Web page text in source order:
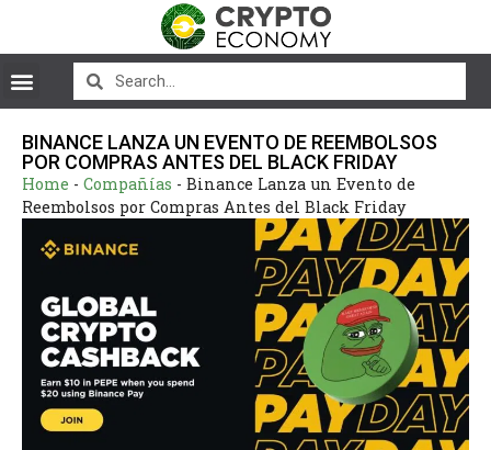
BINANCE LANZA UN EVENTO DE REEMBOLSOS
POR COMPRAS ANTES DEL BLACK FRIDAY
Home - Compañías - Binance Lanza un Evento de
Reembolsos por Compras Antes del Black Friday